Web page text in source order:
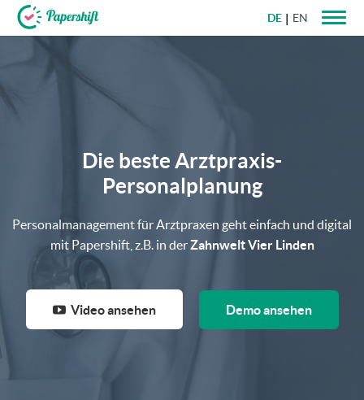
DE EN
Die beste Arztpraxis-
Personalplanung
Personalmanagement für Arztpraxen geht einfach und digital
mit Papershift, z.B. in derZahnwelt Vier Linden
Video ansehen Demo ansehen